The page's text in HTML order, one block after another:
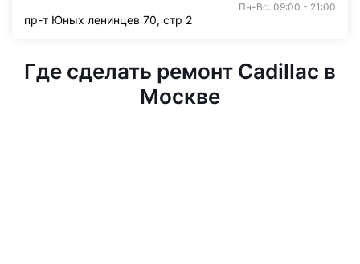
Пн-Вс: 09:00 - 21:00
пр-т Юных ленинцев 70, стр 2
Где сделать ремонт Cadillac в
Москве